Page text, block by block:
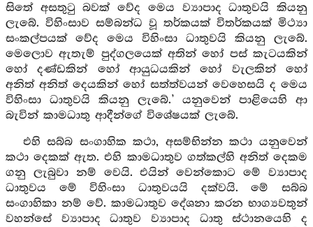
සිතේ අසතුටු බවක් වේද මෙය ව්‍යාපාද ධාතුවයි කියනු
ලැබේ. විහිංසාව සම්බන්ධ වූ තර්කයක් විතර්කයක් මිථ්‍යා
සංකල්පයක් වේද මෙය විහිංසා ධාතුවයි කියනු ලැබේ.
මෙලොව ඇතැම් පුද්ගලයෙක් අතින් හෝ පස් කැටයකින්
හෝ දණ්ඩකින් හෝ ආයුධයකින් හෝ වැලකින් හෝ
අනිත් අනිත් දෙයකින් හෝ සත්ත්වයන් වෙහෙසයි ද මෙය
විහිංසා ධාතුවයි කියනු ලැබේ.’ යනුවෙන් පාළියෙහි ආ
බැවින් කාමධාතු ආදීන්ගේ විශේෂයක් ලැබේ.
එහි සබ්බ සංගාහික කථා, අසම්භින්න කථා යනුවෙන්
කථා දෙකක් ඇත. එහි කාමධාතුව ගත්කල්හි අනිත් දෙකම
ගනු ලැබුවා නම් වෙයි. එයින් වෙන්කොට මේ ව්‍යාපාද
ධාතුවය මේ විහිංසා ධාතුවයයි දක්වයි. මේ සබ්බ
සංගාහිකා නම් වේ. කාමධාතුව දේශනා කරන භාග්‍යවතුන්
වහන්සේ ව්‍යාපාද ධාතුව ව්‍යාපාද ධාතු ස්ථානයෙහි ද